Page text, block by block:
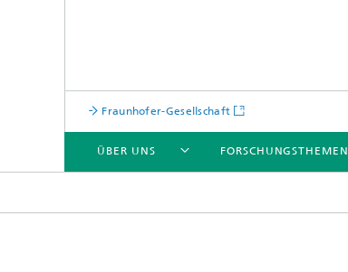
Fraunhofer-Gesellschaft
ÜBER UNS FORSCHUNGSTHEMEN